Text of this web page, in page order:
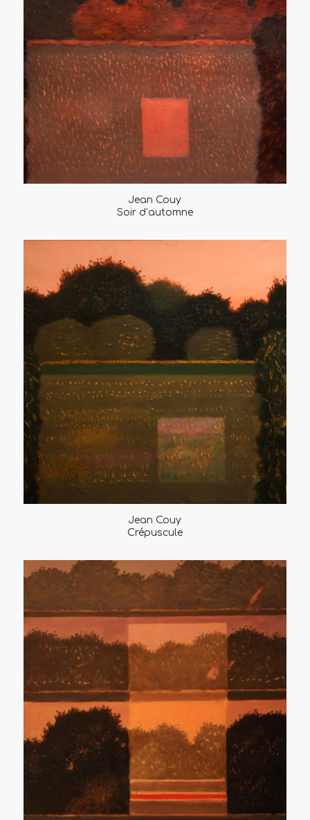
Jean Couy
Soir d’automne
Jean Couy
Crépuscule